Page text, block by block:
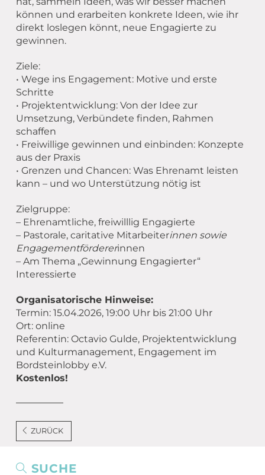
können und erarbeiten konkrete Ideen, wie ihr
direkt loslegen könnt, neue Engagierte zu
gewinnen.
Ziele:
• Wege ins Engagement: Motive und erste
Schritte
• Projektentwicklung: Von der Idee zur
Umsetzung, Verbündete finden, Rahmen
schaffen
• Freiwillige gewinnen und einbinden: Konzepte
aus der Praxis
• Grenzen und Chancen: Was Ehrenamt leisten
kann – und wo Unterstützung nötig ist
Zielgruppe:
– Ehrenamtliche, freiwilllig Engagierte
– Pastorale, caritative Mitarbeiterinnen sowie
Engagementfördererinnen
– Am Thema „Gewinnung Engagierter“
Interessierte
Organisatorische Hinweise:
Termin: 15.04.2026, 19:00 Uhr bis 21:00 Uhr
Ort: online
Referentin: Octavio Gulde, Projektentwicklung
und Kulturmanagement, Engagement im
Bordsteinlobby e.V.
Kostenlos!
ZURÜCK
SUCHE